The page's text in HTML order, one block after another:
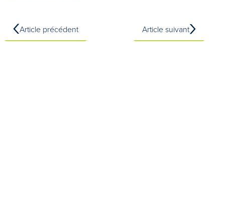
Article précédent Article suivant